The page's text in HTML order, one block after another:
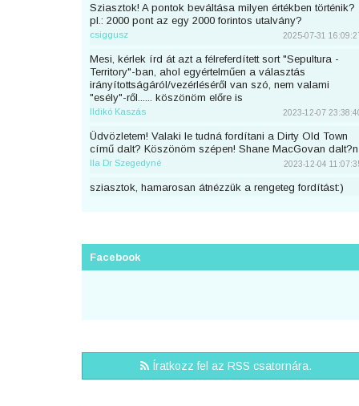
Sziasztok! A pontok beváltása milyen értékben történik?
pl.: 2000 pont az egy 2000 forintos utalvány?
csiggusz 2025-07-31
Mesi, kérlek írd át azt a félreferdített sort "Sepultura -
Territory"-ban, ahol egyértelműen a választás
irányítottságáról/vezérléséről van szó, nem valami
"esély"-ről...... köszönöm előre is
Ildikó Kaszás 2023-12-07
Üdvözletem! Valaki le tudná fordítani a Dirty Old Town
című dalt? Köszönöm szépen! Shane MacGovan dalt?n
Ila Dr Szegedyné 2023-12-04
sziasztok, hamarosan átnézzük a rengeteg fordítást:)
előtte. Át lehetne még írni a nevemre? Köszi <3
Sziasztok, én küldtem be most Taylor Swifttől a Great
War című számot, de véletlen nem voltam bejelentkezve.
A nevemre lehetne írni?
Facebook
Íratkozz fel az RSS csatornára.